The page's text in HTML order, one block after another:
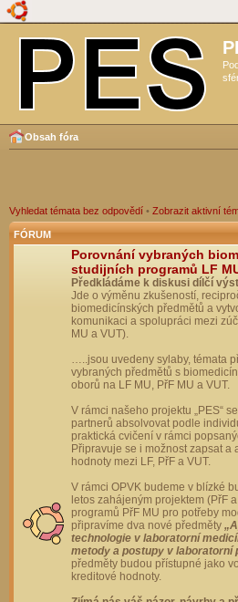
Obsah fóra
Vyhledat témata bez odpovědí • Zobrazit aktivní
FÓRUM
Porovnání vybraných
studijních programů LF
Předkládáme k diskusi dílčí
Jde o výměnu zkušeností,
biomedicínských předmětů a
komunikaci a spolupráci mezi
MU a VUT).
…..jsou uvedeny sylaby, témata
vybraných předmětů s
oborů na LF MU, PřF MU a VUT.
V rámci našeho projektu „PES“
partnerů absolvovat podle
praktická cvičení v rámci
Připravuje se i možnost zapsat a
hodnoty mezi LF, PřF a VUT.
V rámci OPVK budeme v blízké
letos zahájeným projektem (PřF
programů PřF MU pro potřeby
připravíme dva nové předměty
technologie v laboratorní
metody a postupy v laboratorní
předměty budou přístupné jako
kreditové hodnoty.